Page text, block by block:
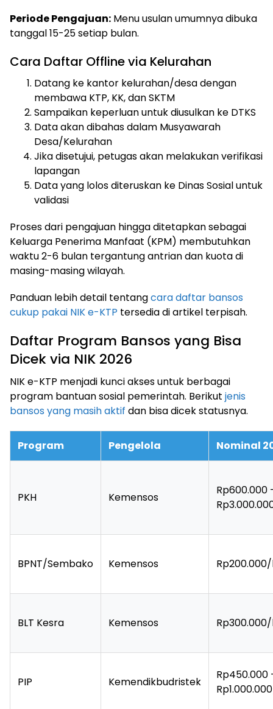
Periode Pengajuan: Menu usulan umumnya dibuka
tanggal 15-25 setiap bulan.
Cara Daftar Offline via Kelurahan
Datang ke kantor kelurahan/desa dengan
membawa KTP, KK, dan SKTM
Sampaikan keperluan untuk diusulkan ke DTKS
Data akan dibahas dalam Musyawarah
Desa/Kelurahan
Jika disetujui, petugas akan melakukan verifikasi
lapangan
Data yang lolos diteruskan ke Dinas Sosial untuk
validasi
Proses dari pengajuan hingga ditetapkan sebagai
Keluarga Penerima Manfaat (KPM) membutuhkan
waktu 2-6 bulan tergantung antrian dan kuota di
masing-masing wilayah.
Panduan lebih detail tentangcara daftar bansos
cukup pakai NIK e-KTP tersedia di artikel terpisah.
Daftar Program Bansos yang Bisa
Dicek via NIK 2026
NIK e-KTP menjadi kunci akses untuk berbagai
program bantuan sosial pemerintah. Berikut jenis
bansos yang masih aktif dan bisa dicek statusnya.
Program Pengelola Nominal
PKH Kemensos
Rp600.000
BPNT/Sembako Kemensos
BLT Kesra Kemensos
PIP Kemendikbudristek
Rp450.000